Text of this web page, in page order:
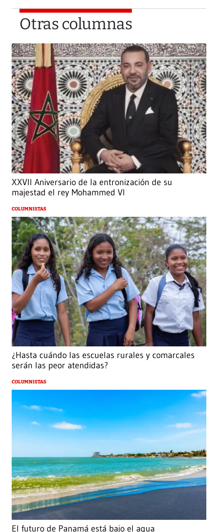
Otras columnas
XXVII Aniversario de la entronización de su
majestad el rey Mohammed VI
COLUMNISTAS
¿Hasta cuándo las escuelas rurales y comarcales
serán las peor atendidas?
COLUMNISTAS
El futuro de Panamá está bajo el agua